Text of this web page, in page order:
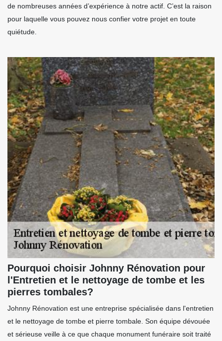
de nombreuses années d’expérience à notre actif. C’est la raison
pour laquelle vous pouvez nous confier votre projet en toute
quiétude.
Pourquoi choisir Johnny Rénovation pour
l'Entretien et le nettoyage de tombe et les
pierres tombales?
Johnny Rénovation est une entreprise spécialisée dans l'entretien
et le nettoyage de tombe et pierre tombale. Son équipe dévouée
et sérieuse veille à ce que chaque monument funéraire soit traité